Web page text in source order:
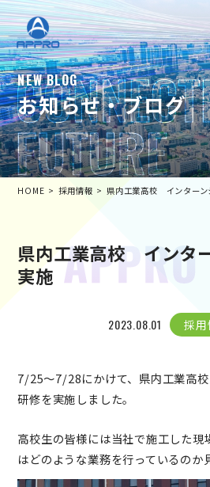
NEW BLOG
お知らせ・ブログ
HOME 採用情報 県内工業高校 インターン
県内工業高校 インタ
実施
2023.08.01 採
7/25～7/28にかけて、県内工業高
研修を実施しました。
高校生の皆様には当社で施工した現
はどのような業務を行っているのか